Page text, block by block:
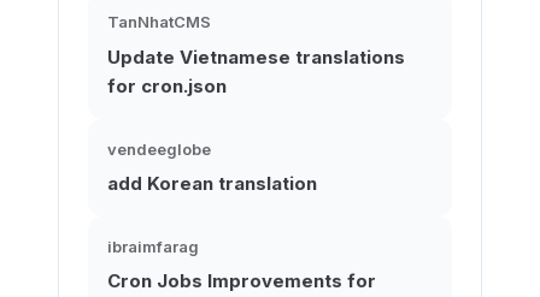
TanNhatCMS
Update Vietnamese translations
for cron.json
vendeeglobe
add Korean translation
ibraimfarag
Cron Jobs Improvements for